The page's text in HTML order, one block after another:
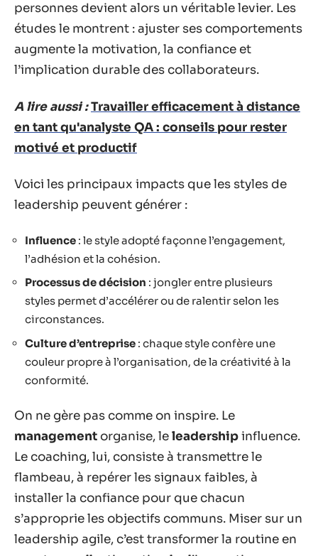
personnes devient alors un véritable levier. Les
études le montrent : ajuster ses comportements
augmente la motivation, la confiance et
l’implication durable des collaborateurs.
A lire aussi :Travailler efficacement à distance
en tant qu'analyste QA : conseils pour rester
motivé et productif
Voici les principaux impacts que les styles de
leadership peuvent générer :
Influence : le style adopté façonne l’engagement,
l’adhésion et la cohésion.
Processus de décision : jongler entre plusieurs
styles permet d’accélérer ou de ralentir selon les
circonstances.
Culture d’entreprise : chaque style confère une
couleur propre à l’organisation, de la créativité à la
conformité.
On ne gère pas comme on inspire. Le
management organise, leleadershipinfluence.
Le coaching, lui, consiste à transmettre le
flambeau, à repérer les signaux faibles, à
installer la confiance pour que chacun
s’approprie les objectifs communs. Miser sur un
leadership agile, c’est transformer la routine en